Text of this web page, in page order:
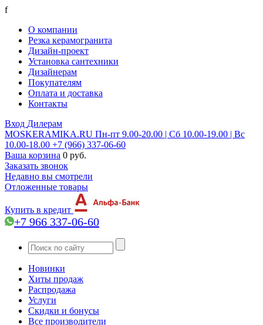
f
О компании
Резка керамогранита
Дизайн-проект
Установка сантехники
Дизайнерам
Покупателям
Оплата и доставка
Контакты
Вход Дилерам
MOSKERAMIKA.RU Пн-пт 9.00-20.00 | Сб 10.00-19.00 | Вс
10.00-18.00 +7 (966) 337-06-60
Ваша корзина 0 руб.
Заказать звонок
Недавно вы смотрели
Отложенные товары
Купить в кредит
+7 966 337-06-60
Новинки
Хиты продаж
Распродажа
Услуги
Скидки и бонусы
Все производители